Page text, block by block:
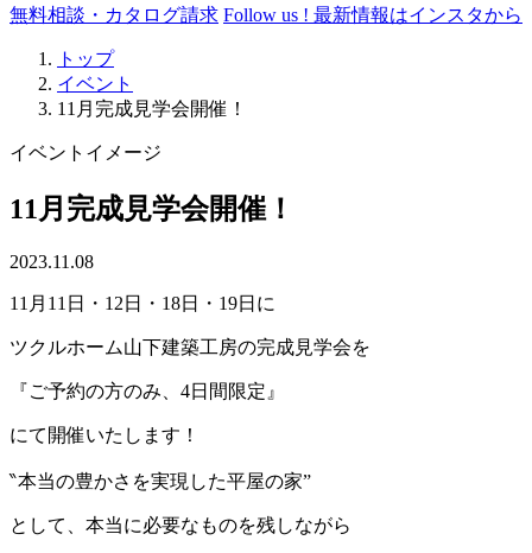
無料相談・カタログ請求 Follow us ! 最新情報はインスタから
トップ
イベント
11月完成見学会開催！
イベントイメージ
11月完成見学会開催！
2023.11.08
11月11日・12日・18日・19日に
ツクルホーム山下建築工房の完成見学会を
『ご予約の方のみ、4日間限定』
にて開催いたします！
‶本当の豊かさを実現した平屋の家”
として、本当に必要なものを残しながら